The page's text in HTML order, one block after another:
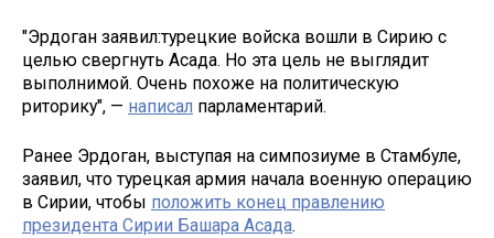
"​Эрдоган заявил:турецкие войска вошли в Сирию с
целью свергнуть Асада. Но эта цель не выглядит
выполнимой. Очень похоже на политическую
риторику", — написал парламентарий.
Ранее Эрдоган, выступая на симпозиуме в Стамбуле,
заявил, что турецкая армия начала военную операцию
в Сирии, чтобы положить конец правлению
президента Сирии Башара Асада.